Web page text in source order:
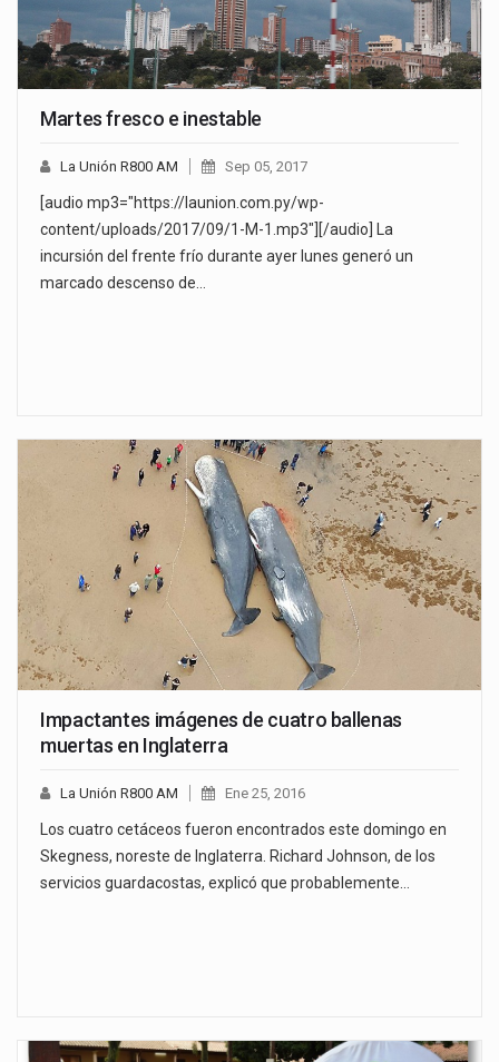
Martes fresco e inestable
La Unión R800 AM Sep 05, 2017
[audio mp3="https://launion.com.py/wp-
content/uploads/2017/09/1-M-1.mp3"][/audio] La
incursión del frente frío durante ayer lunes generó un
marcado descenso de…
Impactantes imágenes de cuatro ballenas
muertas en Inglaterra
La Unión R800 AM Ene 25, 2016
Los cuatro cetáceos fueron encontrados este domingo en
Skegness, noreste de Inglaterra. Richard Johnson, de los
servicios guardacostas, explicó que probablemente…